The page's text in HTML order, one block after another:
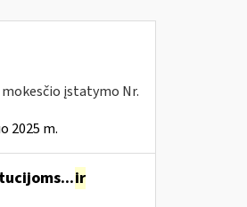
įstatymo Nr.
2025 m.
ir